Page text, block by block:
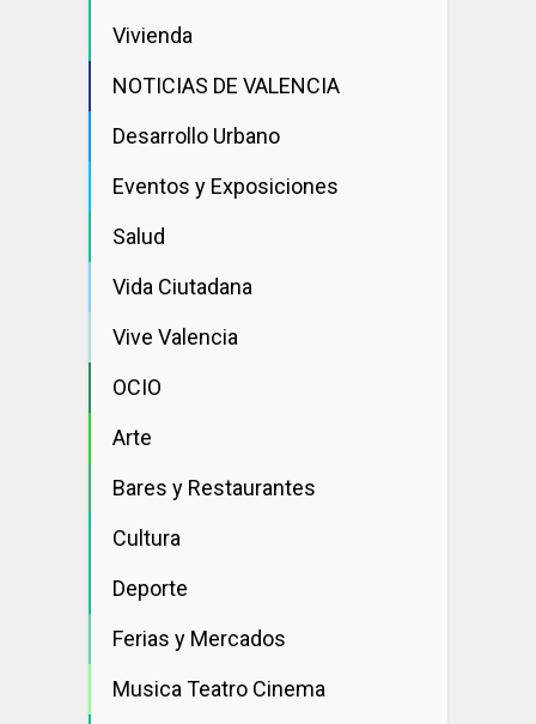
Vivienda
NOTICIAS DE VALENCIA
Desarrollo Urbano
Eventos y Exposiciones
Salud
Vida Ciutadana
Vive Valencia
OCIO
Arte
Bares y Restaurantes
Cultura
Deporte
Ferias y Mercados
Musica Teatro Cinema